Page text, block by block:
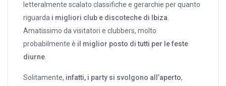
letteralmente scalato classifiche e gerarchie per quanto
riguarda i migliori club e discoteche di Ibiza.
Amatissimo da visitatori e clubbers, molto
probabilmente è il miglior posto di tutti per le feste
diurne.
Solitamente, infatti, i party si svolgono all’aperto,